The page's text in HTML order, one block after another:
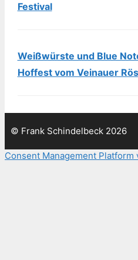
Festival
Weißwürste und Blue
Hoffest vom Veinauer
© Frank Schindelbeck 2026
Consent Management Platform